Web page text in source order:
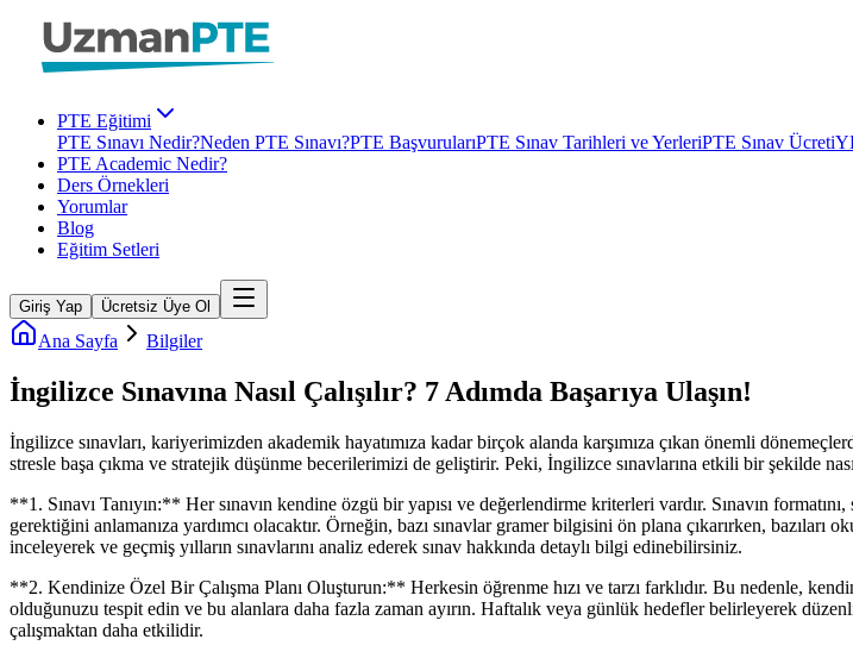
PTE Eğitimi
PTE Sınavı Nedir?Neden PTE Sınavı?PTE BaşvurularıPTE Sınav Tarihleri ve YerleriPTE Sınav Ücreti
PTE Academic Nedir?
Ders Örnekleri
Yorumlar
Blog
Eğitim Setleri
Giriş Yap Ücretsiz Üye Ol
Ana Sayfa Bilgiler
İngilizce Sınavına Nasıl Çalışılır? 7 Adımda Başarıya Ulaşın!
İngilizce sınavları, kariyerimizden akademik hayatımıza kadar birçok alanda karşımıza çıkan önemli
stresle başa çıkma ve stratejik düşünme becerilerimizi de geliştirir. Peki, İngilizce sınavlarına etkili bir şekilde
**1. Sınavı Tanıyın:** Her sınavın kendine özgü bir yapısı ve değerlendirme kriterleri vardır. Sınavın
gerektiğini anlamanıza yardımcı olacaktır. Örneğin, bazı sınavlar gramer bilgisini ön plana çıkarırken,
inceleyerek ve geçmiş yılların sınavlarını analiz ederek sınav hakkında detaylı bilgi edinebilirsiniz.
**2. Kendinize Özel Bir Çalışma Planı Oluşturun:** Herkesin öğrenme hızı ve tarzı farklıdır. Bu nedenle,
olduğunuzu tespit edin ve bu alanlara daha fazla zaman ayırın. Haftalık veya günlük hedefler belirleyerek
çalışmaktan daha etkilidir.